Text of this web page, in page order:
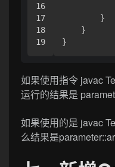
16
17
18
        }
    }
}
如果使用指令 javac
运行的结果是
如果使用的是 javac
么结果是